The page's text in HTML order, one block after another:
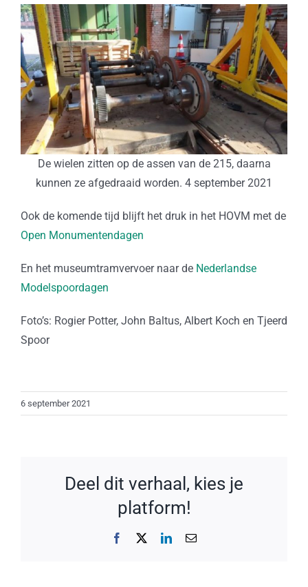
De wielen zitten op de assen van de 215, daarna
kunnen ze afgedraaid worden. 4 september 2021
Ook de komende tijd blijft het druk in het HOVM met de
Open Monumentendagen
En het museumtramvervoer naar de Nederlandse
Modelspoordagen
Foto’s: Rogier Potter, John Baltus, Albert Koch en Tjeerd
Spoor
6 september 2021
Deel dit verhaal, kies je
platform!
Facebook LinkedIn
E-